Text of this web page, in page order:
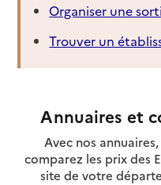
Organiser une
Trouver un
Annuaires et
Avec nos
comparez les prix des
site de votre